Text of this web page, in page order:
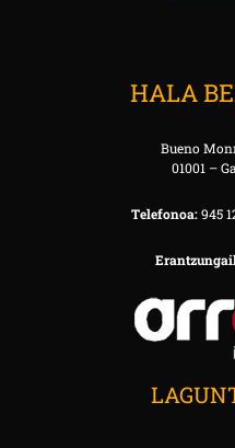
HALA
Bueno
01001 –
Telefonoa:945